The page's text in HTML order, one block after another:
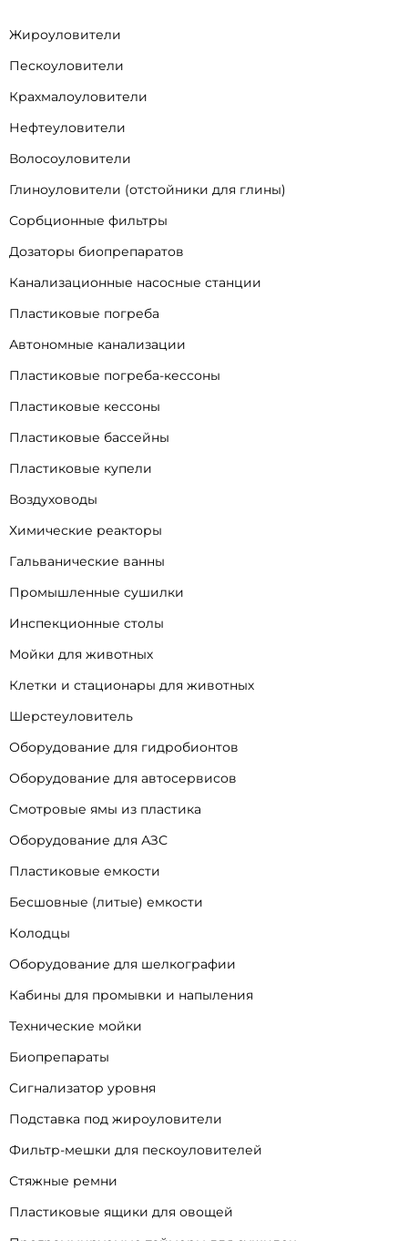
Жироуловители
Пескоуловители
Крахмалоуловители
Нефтеуловители
Волосоуловители
Глиноуловители (отстойники для глины)
Сорбционные фильтры
Дозаторы биопрепаратов
Канализационные насосные станции
Пластиковые погреба
Автономные канализации
Пластиковые погреба-кессоны
Пластиковые кессоны
Пластиковые бассейны
Пластиковые купели
Воздуховоды
Химические реакторы
Гальванические ванны
Промышленные сушилки
Инспекционные столы
Мойки для животных
Клетки и стационары для животных
Шерстеуловитель
Оборудование для гидробионтов
Оборудование для автосервисов
Смотровые ямы из пластика
Оборудование для АЗС
Пластиковые емкости
Бесшовные (литые) емкости
Колодцы
Оборудование для шелкографии
Кабины для промывки и напыления
Технические мойки
Биопрепараты
Сигнализатор уровня
Подставка под жироуловители
Фильтр-мешки для пескоуловителей
Стяжные ремни
Пластиковые ящики для овощей